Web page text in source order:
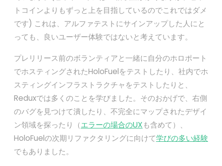
トコインよりもずっと上を目指しているのでこれではダメ
です) これは、アルファテストにサインアップした人にと
っても、良いユーザー体験ではないと考えています。
プレリリース前のボランティアと一緒に自分のホロポート
でホスティングされたHoloFuelをテストしたり、社内でホ
スティングインフラストラクチャをテストしたりと、
Reduxでは多くのことを学びました。そのおかげで、右側
のバグを見つけて潰したり、不完全にマップされたデザイ
ン領域を探ったり（エラーの場合のUXも含めて）、
HoloFuelの次期リファクタリングに向けて学びの多い経験
でもありました。